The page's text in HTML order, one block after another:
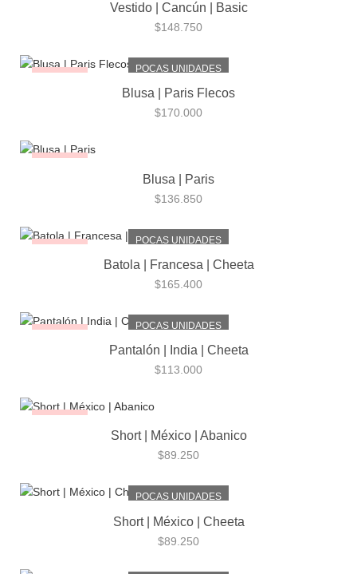
Vestido | Cancún | Basic
$148.750
POCAS UNIDADES
Blusa | Paris Flecos
$170.000
Blusa | Paris
$136.850
POCAS UNIDADES
Batola | Francesa | Cheeta
$165.400
POCAS UNIDADES
Pantalón | India | Cheeta
$113.000
Short | México | Abanico
$89.250
POCAS UNIDADES
Short | México | Cheeta
$89.250